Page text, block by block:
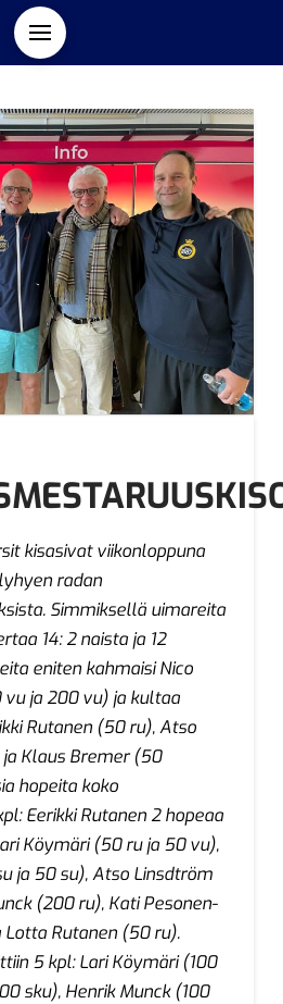
kisasivat viikonloppuna
radan
Simmiksellä uimareita
14: 2 naista ja 12
eniten kahmaisi Nico
vu ja 200 vu) ja kultaa
Rutanen (50 ru), Atso
Klaus Bremer (50
hopeita koko
Eerikki Rutanen 2 hopeaa
Köymäri (50 ru ja 50 vu),
ja 50 su), Atso Linsdtröm
(200 ru), Kati Pesonen-
Rutanen (50 ru).
5 kpl: Lari Köymäri (100
sku), Henrik Munck (100